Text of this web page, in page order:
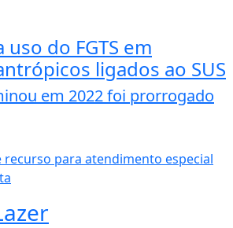
do FGTS em
ligados ao SUS
em 2022 foi prorrogado